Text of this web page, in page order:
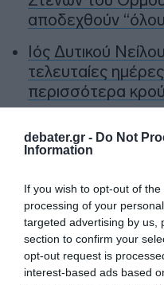
debater.gr - Do Not
Information
If you wish to opt-out of
processing of your
targeted advertising by us,
section to confirm your
opt-out request is
interest-based ads based
αποδεχθούν
Ιός Δυτικού
τελευταίες
περισσότερα
ΠΑΣΟΚ: Η
της για να μην
της
Χανιά: Νεαρός
ανήλικη στο
φωνές της